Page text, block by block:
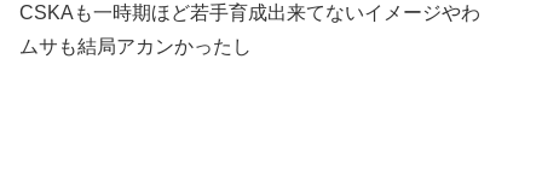
CSKAも一時期ほど若手育成出来てないイメージやわ
ムサも結局アカンかったし